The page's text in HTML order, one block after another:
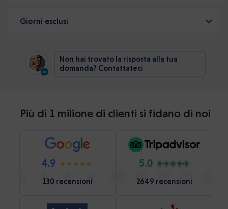
Giorni esclusi
Non hai trovato la risposta alla tua
domanda? Contattateci
Più di 1 milione di clienti si fidano di noi
4.9
130 recensioni
5.0
2649 recensioni